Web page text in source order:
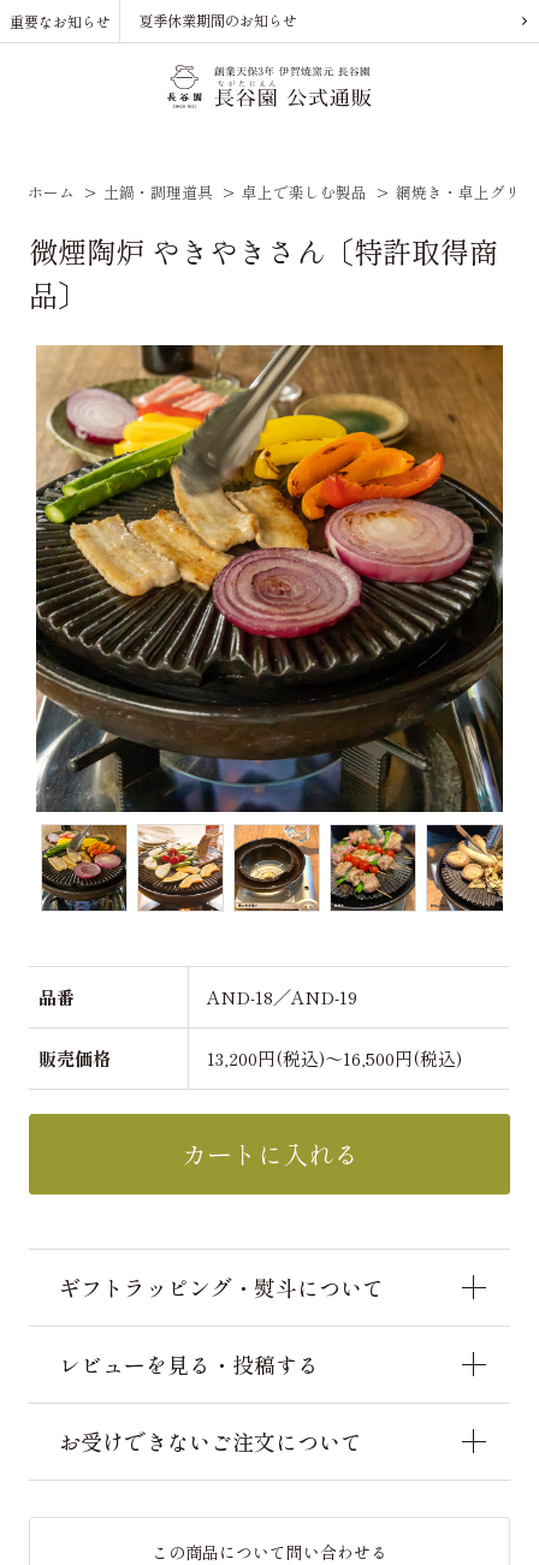
重要なお知らせ 夏季休業期間のお知らせ
ホーム > 土鍋・調理道具 > 卓上で楽しむ製品 > 網焼き・卓上グリル
微煙陶炉 やきやきさん〔特許取得商
品〕
品番 AND-18／AND-19
販売価格 13,200円(税込)～16,500円(税込)
カートに入れる
ギフトラッピング・熨斗について
レビューを見る・投稿する
お受けできないご注文について
この商品について問い合わせる